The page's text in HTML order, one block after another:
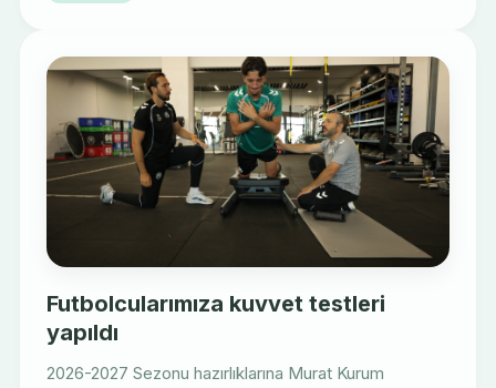
Futbolcularımıza kuvvet testleri
yapıldı
2026-2027 Sezonu hazırlıklarına Murat Kurum